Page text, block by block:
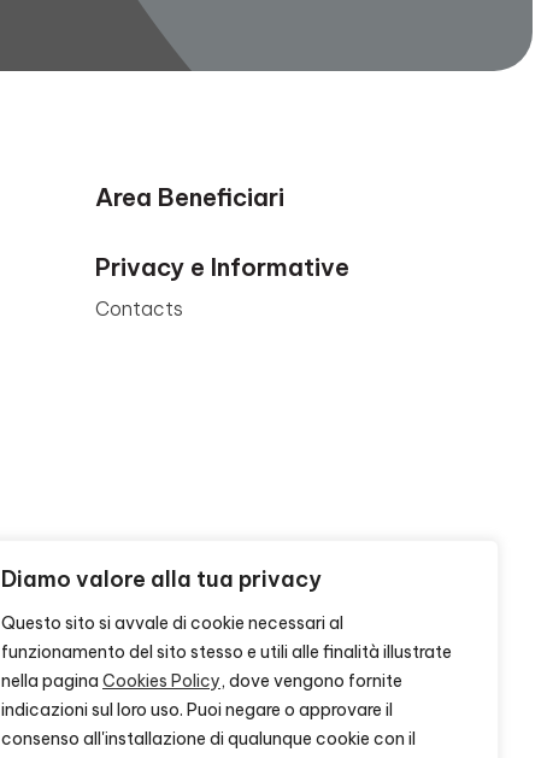
Diamo valore alla tua privacy
Questo sito si avvale di cookie necessari al
funzionamento del sito stesso e utili alle finalità illustrate
nella pagina Cookies Policy, dove vengono fornite
indicazioni sul loro uso. Puoi negare o approvare il
consenso all'installazione di qualunque cookie con il
Area Beneficiari
Privacy e Informative
Contacts